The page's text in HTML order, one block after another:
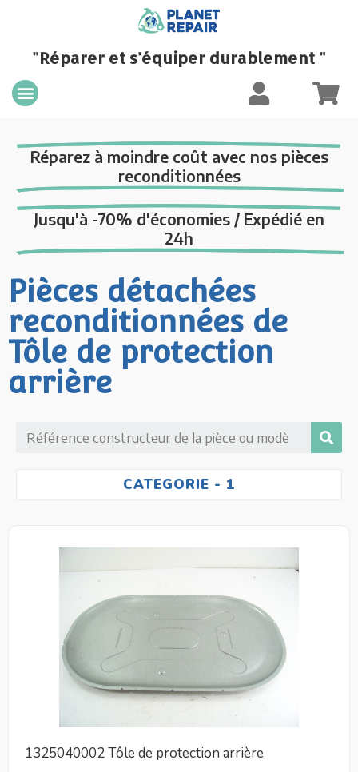
"Réparer et s'équiper durablement "
Réparez à moindre coût avec nos pièces
reconditionnées
Jusqu'à -70% d'économies / Expédié en
24h
Pièces détachées
reconditionnées de
Tôle de protection
arrière
CATEGORIE - 1
1325040002 Tôle de protection arrière